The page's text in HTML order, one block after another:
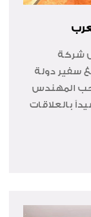
شركة
سفير دولة
رحب المهندس
بالعلاقات